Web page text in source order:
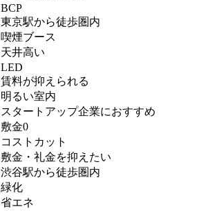
BCP
東京駅から徒歩圏内
喫煙ブース
天井高い
LED
賃料が抑えられる
明るい室内
スタートアップ企業におすすめ
敷金0
コストカット
敷金・礼金を抑えたい
渋谷駅から徒歩圏内
緑化
省エネ